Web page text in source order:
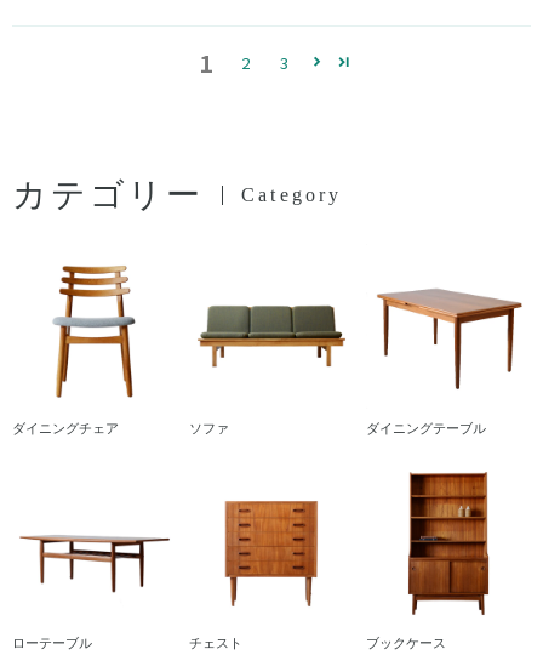
1 2 3
カテゴリー Category
ダイニングチェア ソファ ダイニングテーブル
ローテーブル チェスト ブックケース